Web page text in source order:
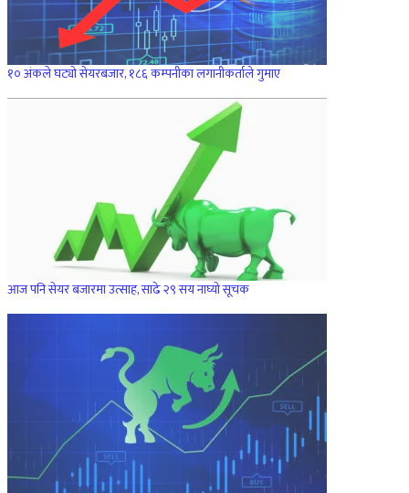
१० अंकले घट्यो सेयरबजार, १८६ कम्पनीका लगानीकर्ताले गुमाए
आज पनि सेयर बजारमा उत्साह, साढे २९ सय नाघ्यो सूचक